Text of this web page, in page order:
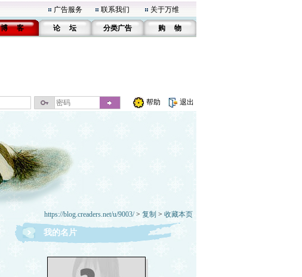
广告服务 联系我们 关于万维
博 客 论 坛 分类广告 购 物
帮助 退出
https://blog.creaders.net/u/9003/> 复制 > 收藏本页
我的名片